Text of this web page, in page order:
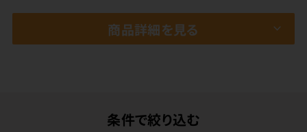
商品詳細を見る
条件で絞り込む